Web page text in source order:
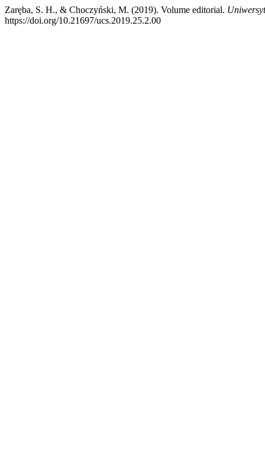
Zaręba, S. H., & Choczyński, M. (2019). Volume editorial.
https://doi.org/10.21697/ucs.2019.25.2.00